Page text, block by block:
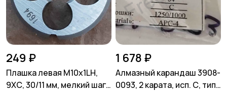
249 ₽
Плашка левая М10х1LH,
9ХС, 30/11 мм, мелкий шаг,
1 678 ₽
Алмазный карандаш 3908-
0093, 2 карата, исп. С, тип